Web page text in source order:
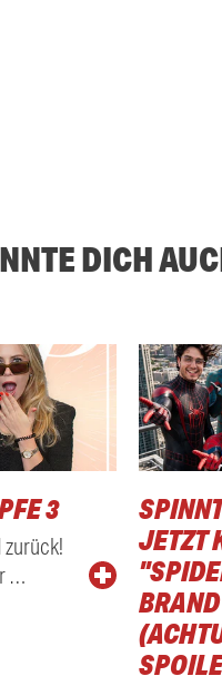
DICH
3
…
JETZT